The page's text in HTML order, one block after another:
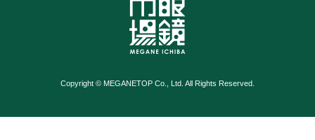
Copyright © MEGANETOP Co., Ltd. All Rights Reserved.